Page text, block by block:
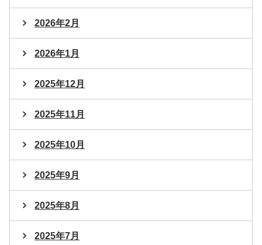
2026年2月
2026年1月
2025年12月
2025年11月
2025年10月
2025年9月
2025年8月
2025年7月